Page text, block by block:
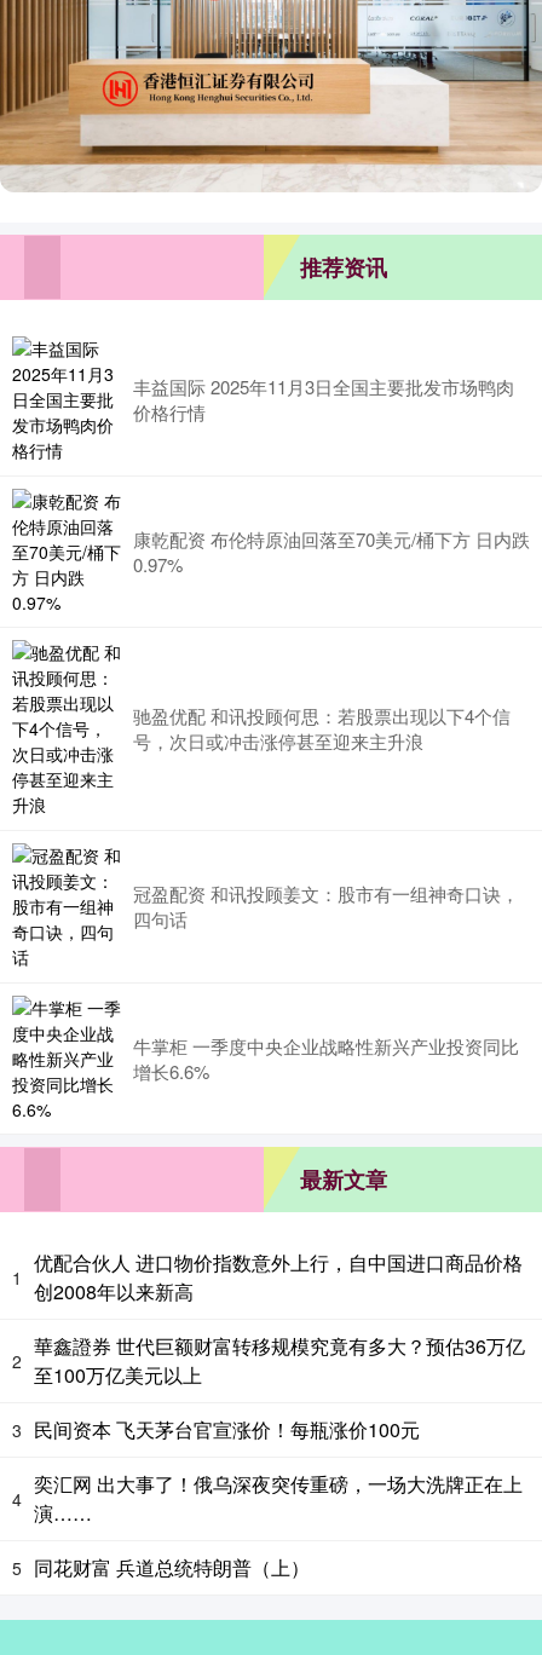
推荐资讯
丰益国际 2025年11月3日全国主要批发市场鸭肉
价格行情
康乾配资 布伦特原油回落至70美元/桶下方 日内跌
0.97%
驰盈优配 和讯投顾何思：若股票出现以下4个信
号，次日或冲击涨停甚至迎来主升浪
冠盈配资 和讯投顾姜文：股市有一组神奇口诀，
四句话
牛掌柜 一季度中央企业战略性新兴产业投资同比
增长6.6%
最新文章
1
优配合伙人 进口物价指数意外上行，自中国进口商品价格
创2008年以来新高
2
華鑫證券 世代巨额财富转移规模究竟有多大？预估36万亿
至100万亿美元以上
3 民间资本 飞天茅台官宣涨价！每瓶涨价100元
4
奕汇网 出大事了！俄乌深夜突传重磅，一场大洗牌正在上
演……
5 同花财富 兵道总统特朗普（上）